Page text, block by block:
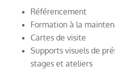
Référencement
Formation à la
Cartes de visite
Supports visuels de
stages et ateliers